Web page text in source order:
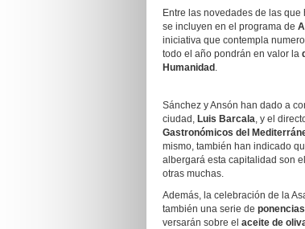
Entre las novedades de las
se incluyen en el programa de
iniciativa que contempla
todo el año pondrán en valor la
Humanidad .
Sánchez y Ansón han dado a
ciudad, Luis Barcala, y el
Gastronómicos del
mismo, también han indicado
albergará esta capitalidad son
otras muchas.
Además, la celebración de la
también una serie de ponencias
versarán sobre el aceite de